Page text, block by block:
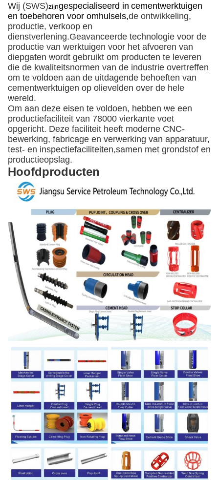
Wij (SWS)zijngespecialiseerd in cementwerktuigen
en toebehoren voor omhulsels,de ontwikkeling,
productie, verkoop en
dienstverlening.Geavanceerde technologie voor de
productie van werktuigen voor het afvoeren van
diepgaten wordt gebruikt om producten te leveren
die de kwaliteitsnormen van de industrie overtreffen
om te voldoen aan de uitdagende behoeften van
cementwerktuigen op olievelden over de hele
wereld.
Om aan deze eisen te voldoen, hebben we een
productiefaciliteit van 78000 vierkante voet
opgericht. Deze faciliteit heeft moderne CNC-
bewerking, fabricage en verwerking van apparatuur,
test- en inspectiefaciliteiten,samen met grondstof en
productieopslag.
Hoofdproducten